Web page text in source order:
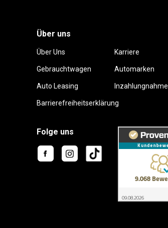
Über uns
Über Uns Karriere
Gebrauchtwagen Automarken
Auto Leasing Inzahlungnahme
Barrierefreiheitserklärung
Folge uns